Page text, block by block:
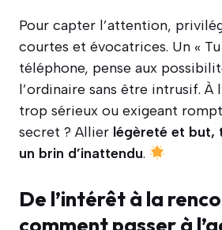
Pour capter l’attention,
courtes et évocatrices. Un «
téléphone, pense aux
l’ordinaire sans être intrusif. À
trop sérieux ou exigeant
secret ? Allier légèreté et but,
un brin d’inattendu.
De l’intérêt à la